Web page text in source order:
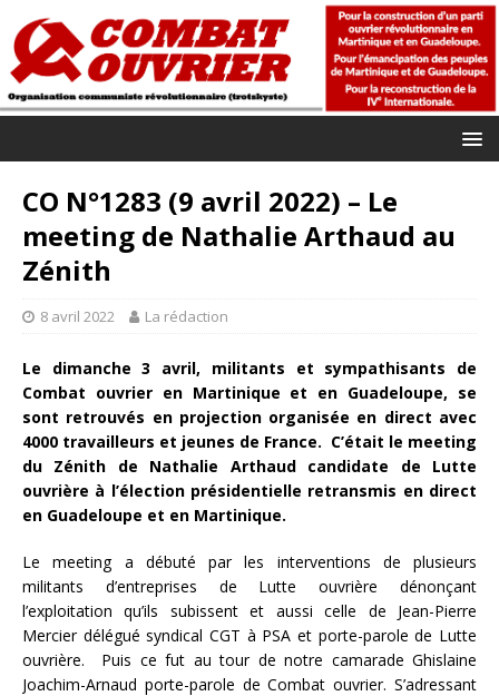
CO N°1283 (9 avril 2022) – Le
meeting de Nathalie Arthaud au
Zénith
8 avril 2022 La rédaction
Le dimanche 3 avril, militants et sympathisants de
Combat ouvrier en Martinique et en Guadeloupe, se
sont retrouvés en projection organisée en direct avec
4000 travailleurs et jeunes de France. C’était le meeting
du Zénith de Nathalie Arthaud candidate de Lutte
ouvrière à l’élection présidentielle retransmis en direct
en Guadeloupe et en Martinique.
Le meeting a débuté par les interventions de plusieurs
militants d’entreprises de Lutte ouvrière dénonçant
l’exploitation qu’ils subissent et aussi celle de Jean-Pierre
Mercier délégué syndical CGT à PSA et porte-parole de Lutte
ouvrière. Puis ce fut au tour de notre camarade Ghislaine
Joachim-Arnaud porte-parole de Combat ouvrier. S’adressant